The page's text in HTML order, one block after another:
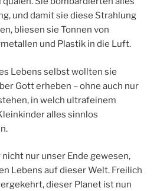
und damit sie diese Strahlung
bliesen sie Tonnen von
und Plastik in die Luft.
Lebens selbst wollten sie
Gott erheben – ohne auch nur
in welch ultrafeinem
alles sinnlos
nicht nur unser Ende gewesen,
Lebens auf dieser Welt. Freilich
dieser Planet ist nun